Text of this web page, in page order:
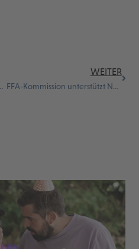
WEITER
FFA-Kommission unterstützt Neustarts mit 2,5 Mio. Euro für Verleih-, Weltvertriebs und Videoförderung